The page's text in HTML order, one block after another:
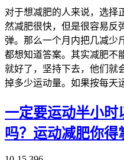
对于想减肥的人来说，选择
然减肥很快，但是很容易反
弹。那么一个月内把几减少
都想知道答案。其实减肥不
就好了，坚持下去，他们就
掉多少运动量。如果按每天
一定要运动半小时
吗？运动减肥你得